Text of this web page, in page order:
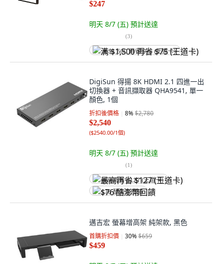
$247
明天 8/7 (五) 預計送達
(3)
满 $1,500 再省 $75 (王道卡)
DigiSun 得揚 8K HDMI 2.1 四進一出
切換器 + 音訊擷取器 QHA9541, 單一
顏色, 1個
折扣後價格 8%$2,780
$2,540
($2540.00/1個)
明天 8/7 (五) 預計送達
(1)
最高再省 $127 (王道卡)
$76 酷澎幣回饋
邁吉宏 螢幕增高架 純架款, 黑色
首購折扣價 30%$659
$459